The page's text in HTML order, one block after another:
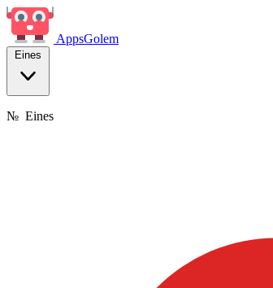
AppsGolem
Eines
№ Eines